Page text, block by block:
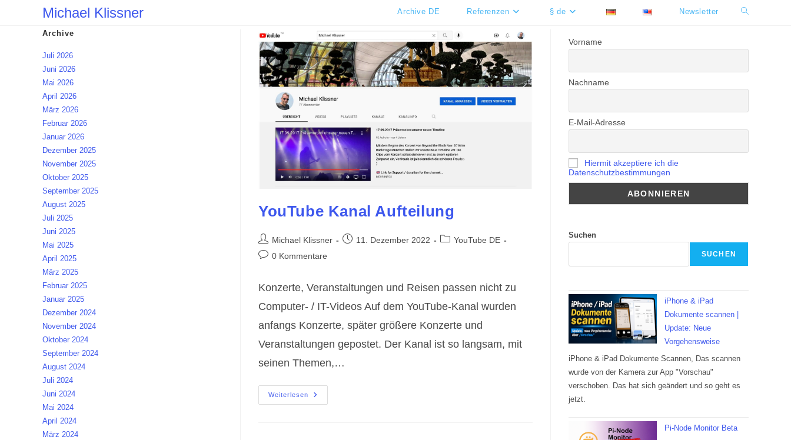
Michael Klissner Archive DE Referenzen § de Newsletter Website-
YouTube Kanal Aufteilung
Beitrags-
Autor:
Michael Klissner
Beitrag11. Dezember 2022
Beitrags-
YouTube DE
Beitrags-
0 Kommentare
Konzerte, Veranstaltungen und Reisen passen nicht zu
Computer- / IT-Videos Auf dem YouTube-Kanal wurden
anfangs Konzerte, später größere Konzerte und
Veranstaltungen gepostet. Der Kanal ist so langsam, mit
seinen Themen,…
Weiterlesen
YouTube
Kanal
Archive
Juli 2026
Juni 2026
Mai 2026
April 2026
März 2026
Februar 2026
Januar 2026
Dezember 2025
November 2025
Oktober 2025
September 2025
August 2025
Juli 2025
Juni 2025
Mai 2025
April 2025
März 2025
Februar 2025
Januar 2025
Dezember 2024
November 2024
Oktober 2024
September 2024
August 2024
Juli 2024
Juni 2024
Mai 2024
April 2024
März 2024
Vorname
Nachname
E-Mail-Adresse
Hiermit akzeptiere ich die
Datenschutzbestimmungen
Suchen
SUCHEN
iPhone & iPad
Dokumente scannen |
Update: Neue
Vorgehensweise
iPhone & iPad Dokumente Scannen, Das scannen
wurde von der Kamera zur App "Vorschau"
verschoben. Das hat sich geändert und so geht es
jetzt.
Pi-Node Monitor Beta